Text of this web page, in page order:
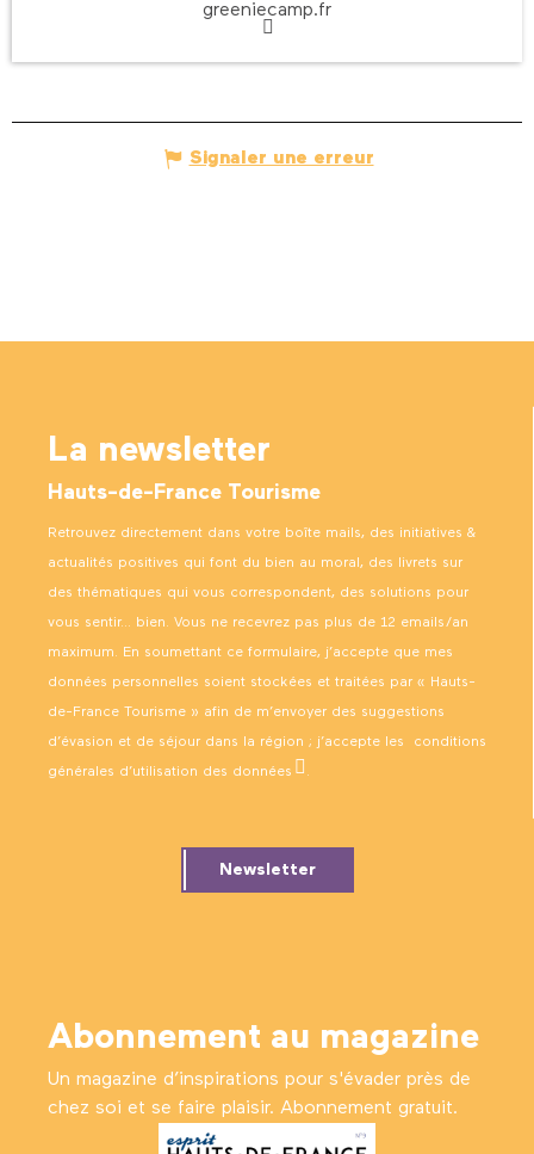
greeniecamp.fr
Signaler une erreur
La newsletter
Hauts-de-France Tourisme
Retrouvez directement dans votre boîte mails, des initiatives &
actualités positives qui font du bien au moral, des livrets sur
des thématiques qui vous correspondent, des solutions pour
vous sentir… bien. Vous ne recevrez pas plus de 12 emails/an
maximum. En soumettant ce formulaire, j’accepte que mes
données personnelles soient stockées et traitées par « Hauts-
de-France Tourisme » afin de m’envoyer des suggestions
d’évasion et de séjour dans la région ; j’accepte les conditions
générales d’utilisation des données .
Newsletter
Abonnement au magazine
Un magazine d’inspirations pour s'évader près de
chez soi et se faire plaisir. Abonnement gratuit.